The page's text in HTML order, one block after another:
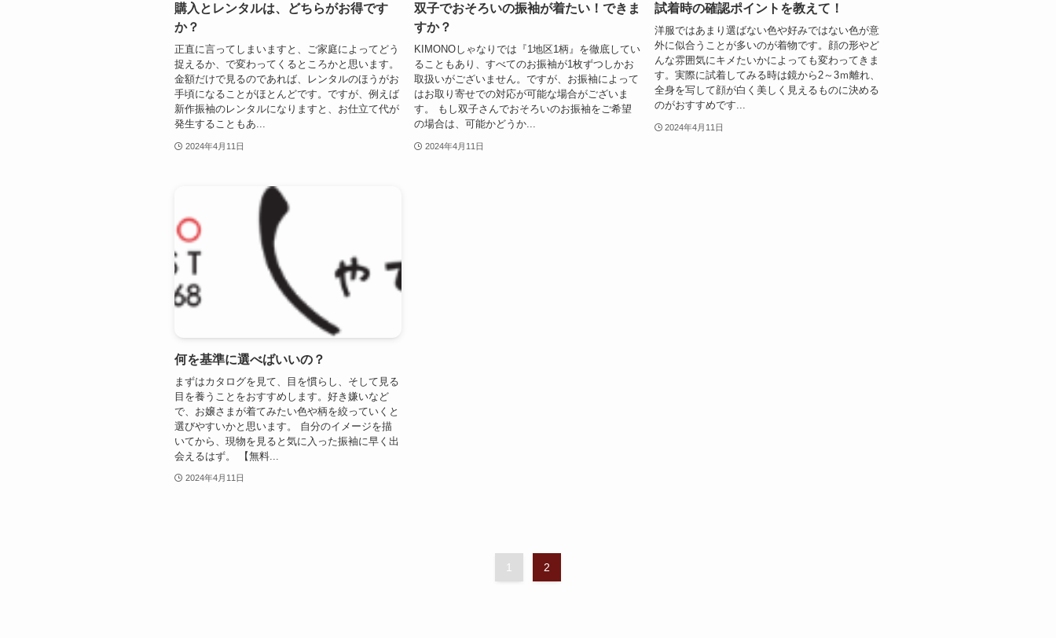
購入とレンタルは、どちらがお得です
か？
正直に言ってしまいますと、ご家庭によってどう
捉えるか、で変わってくるところかと思います。
金額だけで見るのであれば、レンタルのほうがお
手頃になることがほとんどです。ですが、例えば
新作振袖のレンタルになりますと、お仕立て代が
発生することもあ...
2024年4月11日
双子でおそろいの振袖が着たい！できま
すか？
KIMONOしゃなりでは『1地区1柄』を徹底してい
ることもあり、すべてのお振袖が1枚ずつしかお
取扱いがございません。ですが、お振袖によって
はお取り寄せでの対応が可能な場合がございま
す。 もし双子さんでおそろいのお振袖をご希望
の場合は、可能かどうか...
2024年4月11日
試着時の確認ポイントを教えて！
洋服ではあまり選ばない色や好みではない色が意
外に似合うことが多いのが着物です。顔の形やど
んな雰囲気にキメたいかによっても変わってきま
す。実際に試着してみる時は鏡から2～3ｍ離れ、
全身を写して顔が白く美しく見えるものに決める
のがおすすめです...
2024年4月11日
何を基準に選べばいいの？
まずはカタログを見て、目を慣らし、そして見る
目を養うことをおすすめします。好き嫌いなど
で、お嬢さまが着てみたい色や柄を絞っていくと
選びやすいかと思います。 自分のイメージを描
いてから、現物を見ると気に入った振袖に早く出
会えるはず。 【無料...
2024年4月11日
1 2